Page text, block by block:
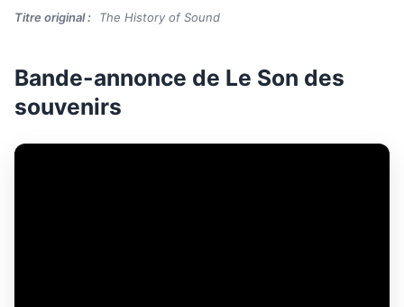
Titre original : The History of Sound
Bande-annonce de Le Son des
souvenirs